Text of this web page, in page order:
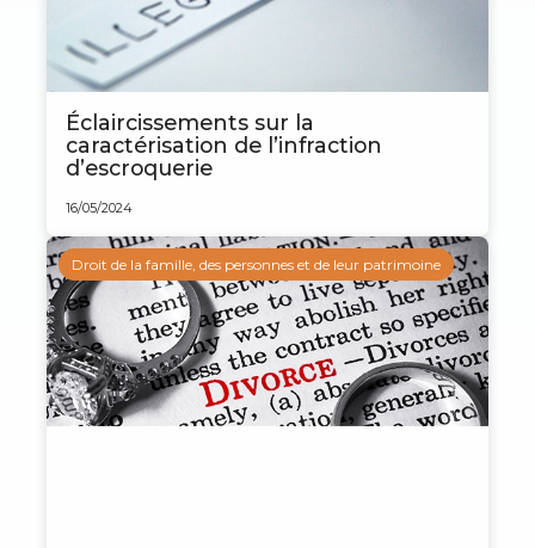
Éclaircissements sur la
caractérisation de l’infraction
d’escroquerie
16/05/2024
Droit de la famille, des personnes et de leur patrimoine